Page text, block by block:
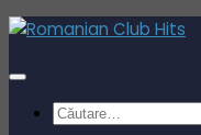
Skip
content
Caută